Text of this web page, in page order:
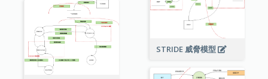
STRIDE 威脅模型